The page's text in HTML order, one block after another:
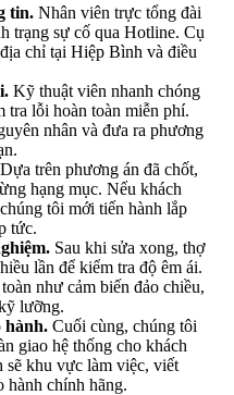
tin.Nhân viên trực tổng đài
trạng sự cố qua Hotline. Cụ
chỉ tại Hiệp Bình và điều
Kỹ thuật viên nhanh chóng
tra lỗi hoàn toàn miễn phí.
nhân và đưa ra phương
trên phương án đã chốt,
hạng mục. Nếu khách
tôi mới tiến hành lắp
tức.
Sau khi sửa xong, thợ
lần để kiểm tra độ êm ái.
như cảm biến đảo chiều,
lưỡng.
hành.Cuối cùng, chúng tôi
giao hệ thống cho khách
sẽ khu vực làm việc, viết
hành chính hãng.